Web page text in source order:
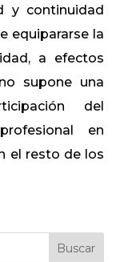
y continuidad
equipararse la
a efectos
supone una
del
en
el resto de los
Buscar